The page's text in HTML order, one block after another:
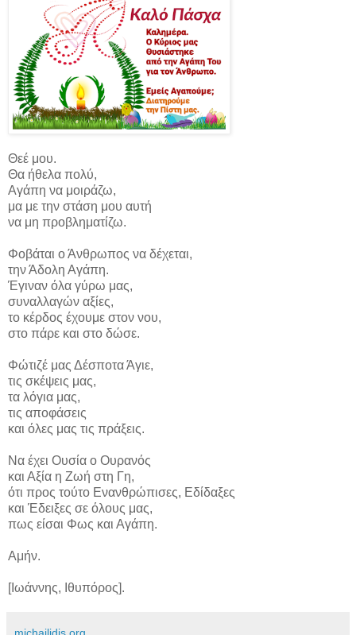
Θεέ μου.
Θα ήθελα πολύ,
Αγάπη να μοιράζω,
μα με την στάση μου αυτή
να μη προβληματίζω.
Φοβάται ο Άνθρωπος να δέχεται,
την Άδολη Αγάπη.
Έγιναν όλα γύρω μας,
συναλλαγών αξίες,
το κέρδος έχουμε στον νου,
στο πάρε και στο δώσε.
Φώτιζέ μας Δέσποτα Άγιε,
τις σκέψεις μας,
τα λόγια μας,
τις αποφάσεις
και όλες μας τις πράξεις.
Να έχει Ουσία ο Ουρανός
και Αξία η Ζωή στη Γη,
ότι προς τούτο Ενανθρώπισες, Εδίδαξες
και Έδειξες σε όλους μας,
πως είσαι Φως και Αγάπη.
Αμήν.
[Ιωάννης, Ιθυπόρος].
michailidis.org